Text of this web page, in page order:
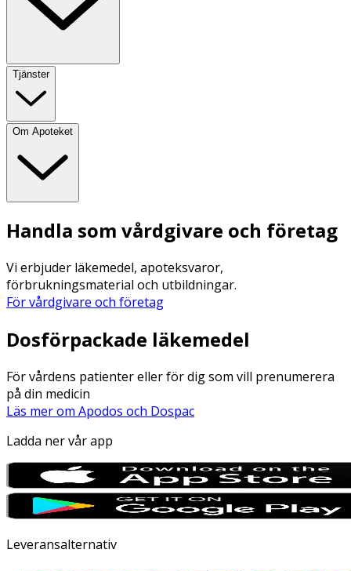
Tjänster
Om Apoteket
Handla som vårdgivare och företag
Vi erbjuder läkemedel, apoteksvaror,
förbrukningsmaterial och utbildningar.
För vårdgivare och företag
Dosförpackade läkemedel
För vårdens patienter eller för dig som vill prenumerera
på din medicin
Läs mer om Apodos och Dospac
Ladda ner vår app
Leveransalternativ